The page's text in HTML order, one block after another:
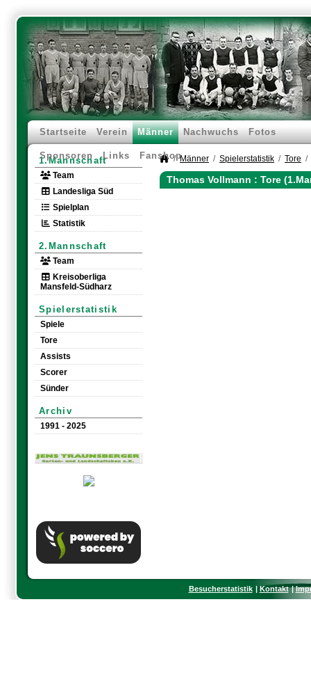
Startseite Verein Männer Nachwuchs Fotos
Sponsoren Links Fanshop
1.Mannschaft
Team
Landesliga Süd
Spielplan
Statistik
2.Mannschaft
Team
Kreisoberliga
Mansfeld-Südharz
Spielerstatistik
Spiele
Tore
Assists
Scorer
Sünder
Archiv
1991 - 2025
Männer Spielerstatistik Tore
Thomas Vollmann : Tore
Besucherstatistik Kontakt